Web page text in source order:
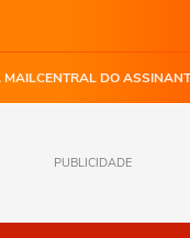
MAILCENTRAL DO
PUBLICIDADE